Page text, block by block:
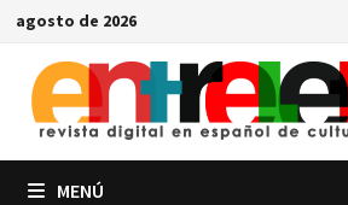
Saltar
contenido
agosto de 2026
MENÚ